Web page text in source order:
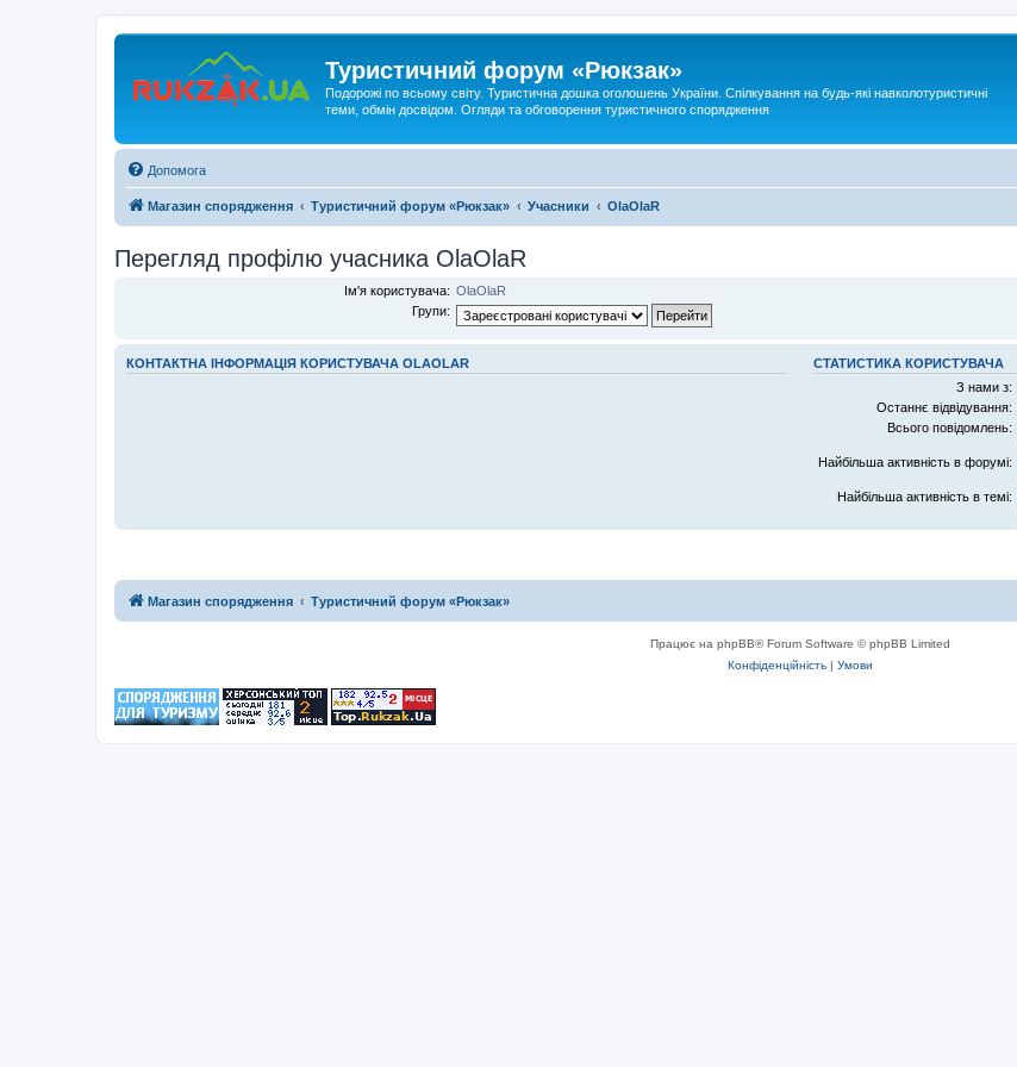
Туристичний форум «Рюкзак»
Подорожі по всьому світу. Туристична дошка оголошень України. Спілкування на будь-які навколотуристичні
теми, обмін досвідом. Огляди та обговорення туристичного спорядження
Допомога
Магазин спорядження Туристичний форум «Рюкзак» Учасники OlaOlaR
Перегляд профілю учасника OlaOlaR
Ім'я користувача: OlaOlaR
Групи:
КОНТАКТНА ІНФОРМАЦІЯ КОРИСТУВАЧА OLAOLAR
СТАТИСТИКА КОРИСТУВАЧА
З нами з:
Останнє відвідування:
Всього повідомлень:
Найбільша активність в форумі:
Найбільша активність в темі:
Магазин спорядження Туристичний форум «Рюкзак»
Працює на phpBB® Forum Software © phpBB Limited
Конфіденційність | Умови